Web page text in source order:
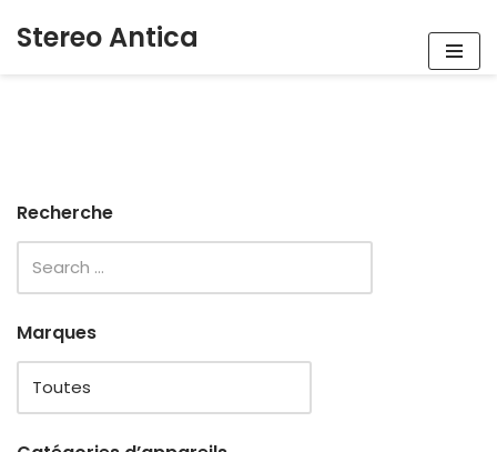
Stereo Antica
Recherche
Marques